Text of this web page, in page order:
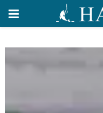
PRIMARY